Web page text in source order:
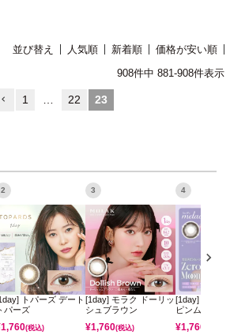
並び替え 人気順 新着順
価格が安い順
908件中 881-908件表示
1 … 22 23
2
トパーズ デート
パーズ
1,760(税込)
3
[1day] モラク ドーリッ
シュブラウン
¥1,760(税込)
4
[1day] ミレデ
ピンムーン
¥1,760